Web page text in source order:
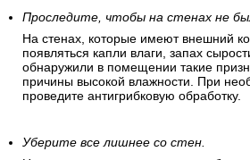
Проследите, чтобы на стенах не
На стенах, которые имеют внешний
появляться капли влаги, запах
обнаружили в помещении такие
причины высокой влажности. При
проведите антигрибковую обработку.
Уберите все лишнее со стен.